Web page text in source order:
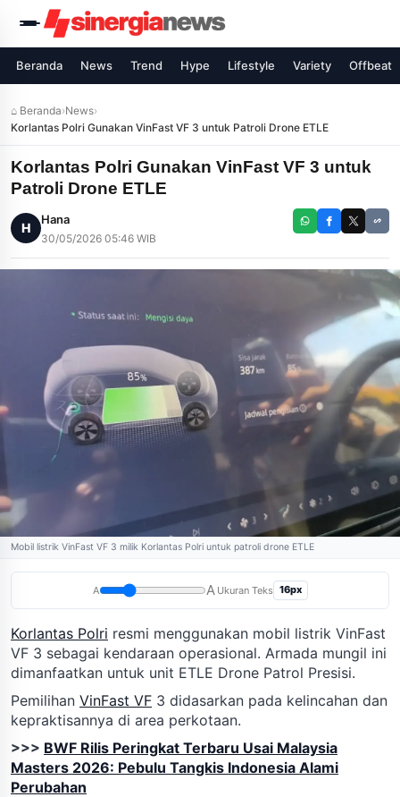
Beranda News Trend Hype Lifestyle Variety Offbeat
⌂ Beranda›News›
Korlantas Polri Gunakan VinFast VF 3 untuk Patroli Drone ETLE
Korlantas Polri Gunakan VinFast VF 3 untuk
Patroli Drone ETLE
H
Hana
30/05/2026 05:46 WIB
Mobil listrik VinFast VF 3 milik Korlantas Polri untuk patroli drone ETLE
A A Ukuran Teks 16px
Korlantas Polri resmi menggunakan mobil listrik VinFast
VF 3 sebagai kendaraan operasional. Armada mungil ini
dimanfaatkan untuk unit ETLE Drone Patrol Presisi.
Pemilihan VinFast VF 3 didasarkan pada kelincahan dan
kepraktisannya di area perkotaan.
>>> BWF Rilis Peringkat Terbaru Usai Malaysia
Masters 2026: Pebulu Tangkis Indonesia Alami
Perubahan